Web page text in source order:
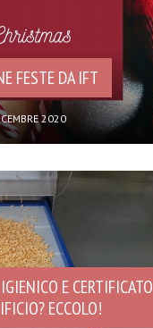
FESTE DA IFT
2020
E CERTIFICATO
ECCOLO!